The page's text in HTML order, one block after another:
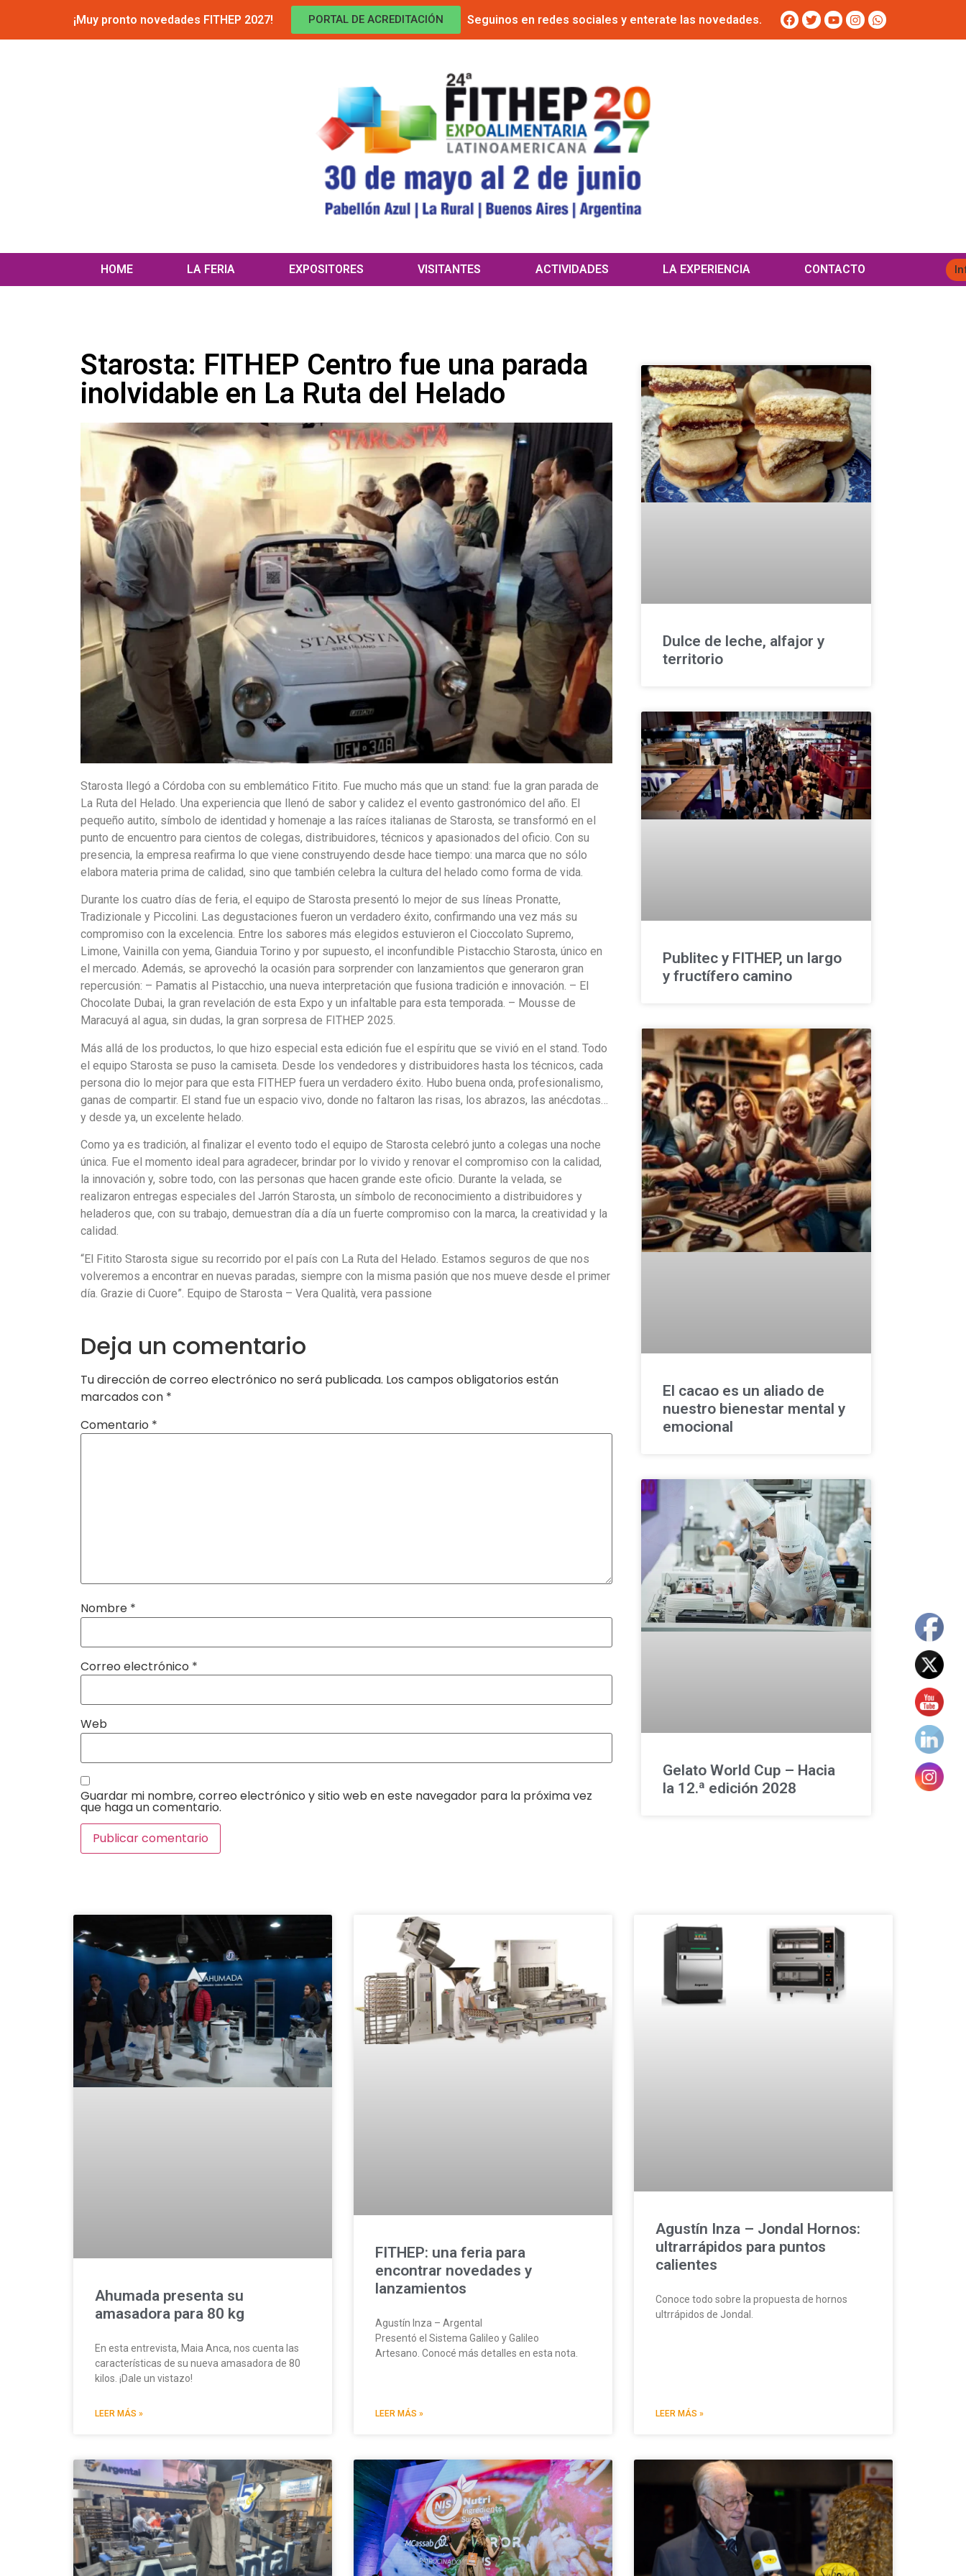
Seguinos en redes sociales y enterate las novedades.
PORTAL DE ACREDITACIÓN
¡Muy pronto novedades FITHEP 2027!
HOME LA FERIA EXPOSITORES VISITANTES ACTIVIDADES LA EXPERIENCIA CONTACTO
Starosta: FITHEP Centro fue una parada
inolvidable en La Ruta del Helado
Starosta llegó a Córdoba con su emblemático Fitito. Fue mucho más que un stand: fue la gran parada de
La Ruta del Helado. Una experiencia que llenó de sabor y calidez el evento gastronómico del año. El
pequeño autito, símbolo de identidad y homenaje a las raíces italianas de Starosta, se transformó en el
punto de encuentro para cientos de colegas, distribuidores, técnicos y apasionados del oficio. Con su
presencia, la empresa reafirma lo que viene construyendo desde hace tiempo: una marca que no sólo
elabora materia prima de calidad, sino que también celebra la cultura del helado como forma de vida.
Durante los cuatro días de feria, el equipo de Starosta presentó lo mejor de sus líneas Pronatte,
Tradizionale y Piccolini. Las degustaciones fueron un verdadero éxito, confirmando una vez más su
compromiso con la excelencia. Entre los sabores más elegidos estuvieron el Cioccolato Supremo,
Limone, Vainilla con yema, Gianduia Torino y por supuesto, el inconfundible Pistacchio Starosta, único en
el mercado. Además, se aprovechó la ocasión para sorprender con lanzamientos que generaron gran
repercusión: – Pamatis al Pistacchio, una nueva interpretación que fusiona tradición e innovación. – El
Chocolate Dubai, la gran revelación de esta Expo y un infaltable para esta temporada. – Mousse de
Maracuyá al agua, sin dudas, la gran sorpresa de FITHEP 2025.
Más allá de los productos, lo que hizo especial esta edición fue el espíritu que se vivió en el stand. Todo
el equipo Starosta se puso la camiseta. Desde los vendedores y distribuidores hasta los técnicos, cada
persona dio lo mejor para que esta FITHEP fuera un verdadero éxito. Hubo buena onda, profesionalismo,
ganas de compartir. El stand fue un espacio vivo, donde no faltaron las risas, los abrazos, las anécdotas…
y desde ya, un excelente helado.
Como ya es tradición, al finalizar el evento todo el equipo de Starosta celebró junto a colegas una noche
única. Fue el momento ideal para agradecer, brindar por lo vivido y renovar el compromiso con la calidad,
la innovación y, sobre todo, con las personas que hacen grande este oficio. Durante la velada, se
realizaron entregas especiales del Jarrón Starosta, un símbolo de reconocimiento a distribuidores y
heladeros que, con su trabajo, demuestran día a día un fuerte compromiso con la marca, la creatividad y la
calidad.
“El Fitito Starosta sigue su recorrido por el país con La Ruta del Helado. Estamos seguros de que nos
volveremos a encontrar en nuevas paradas, siempre con la misma pasión que nos mueve desde el primer
día. Grazie di Cuore”. Equipo de Starosta – Vera Qualità, vera passione
Deja un comentario
Tu dirección de correo electrónico no será publicada. Los campos obligatorios están
marcados con *
Comentario *
Nombre *
Correo electrónico *
Web
Guardar mi nombre, correo electrónico y sitio web en este navegador para la próxima vez
que haga un comentario.
Dulce de leche, alfajor y
territorio
Publitec y FITHEP, un largo
y fructífero camino
El cacao es un aliado de
nuestro bienestar mental y
emocional
Gelato World Cup – Hacia
la 12.ª edición 2028
Ahumada presenta su
amasadora para 80 kg
En esta entrevista, Maia Anca, nos cuenta las
características de su nueva amasadora de 80
kilos. ¡Dale un vistazo!
LEER MÁS »
FITHEP: una feria para
encontrar novedades y
lanzamientos
Agustín Inza – Argental
Presentó el Sistema Galileo y Galileo
Artesano. Conocé más detalles en esta nota.
LEER MÁS »
Agustín Inza – Jondal Hornos:
ultrarrápidos para puntos
calientes
Conoce todo sobre la propuesta de hornos
ultrrápidos de Jondal.
LEER MÁS »